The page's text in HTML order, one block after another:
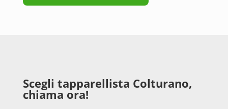
Scegli tapparellista Colturano,
chiama ora!